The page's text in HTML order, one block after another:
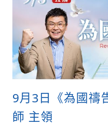
9月3日《為國禱
師 主領